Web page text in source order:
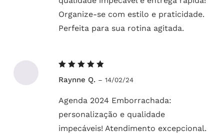
Organize-se com estilo e praticidade.
Perfeita para sua rotina agitada.
5de 5
Raynne Q. – 14/02/24
Agenda 2024 Emborrachada:
personalização e qualidade
impecáveis! Atendimento excepcional.